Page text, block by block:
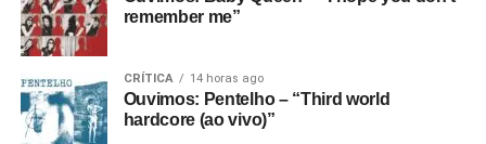
remember me”
CRÍTICA 14 horas ago
Ouvimos: Pentelho – “Third world
hardcore (ao vivo)”